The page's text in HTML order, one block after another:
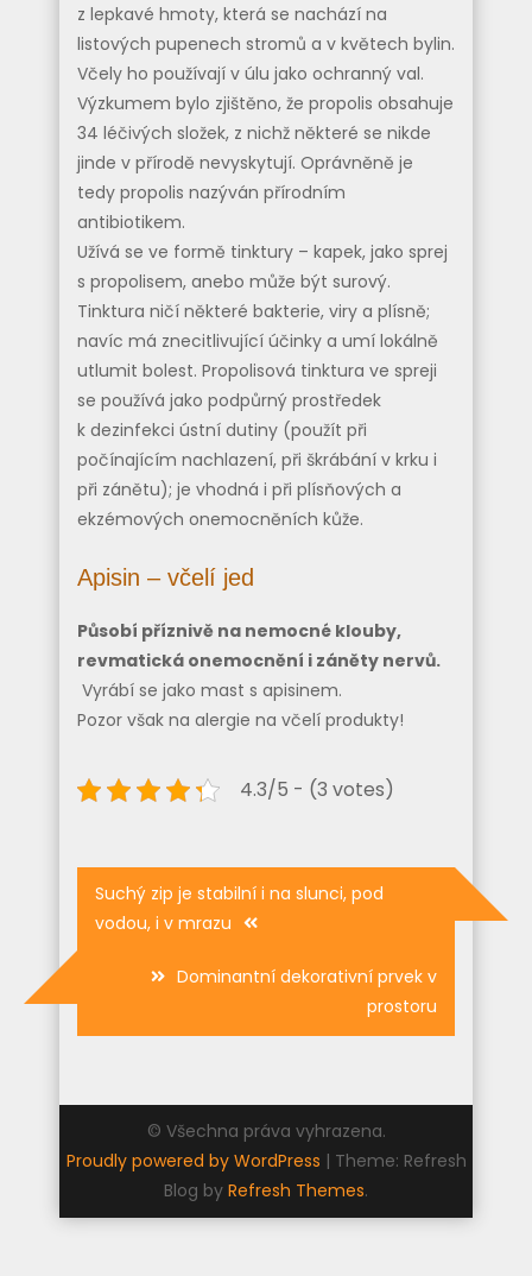
z lepkavé hmoty, která se nachází na
listových pupenech stromů a v květech bylin.
Včely ho používají v úlu jako ochranný val.
Výzkumem bylo zjištěno, že propolis obsahuje
34 léčivých složek, z nichž některé se nikde
jinde v přírodě nevyskytují. Oprávněně je
tedy propolis nazýván přírodním
antibiotikem.
Užívá se ve formě tinktury – kapek, jako sprej
s propolisem, anebo může být surový.
Tinktura ničí některé bakterie, viry a plísně;
navíc má znecitlivující účinky a umí lokálně
utlumit bolest. Propolisová tinktura ve spreji
se používá jako podpůrný prostředek
k dezinfekci ústní dutiny (použít při
počínajícím nachlazení, při škrábání v krku i
při zánětu); je vhodná i při plísňových a
ekzémových onemocněních kůže.
Apisin – včelí jed
Působí příznivě na nemocné klouby,
revmatická onemocnění i záněty nervů.
Vyrábí se jako mast s apisinem.
Pozor však na alergie na včelí produkty!
4.3/5 - (3 votes)
Navigace
pro
příspěvek
Suchý zip je stabilní i na slunci, pod
vodou, i v mrazu
Dominantní dekorativní prvek v
prostoru
© Všechna práva vyhrazena.
Proudly powered by WordPress | Theme: Refresh
Blog by Refresh Themes.